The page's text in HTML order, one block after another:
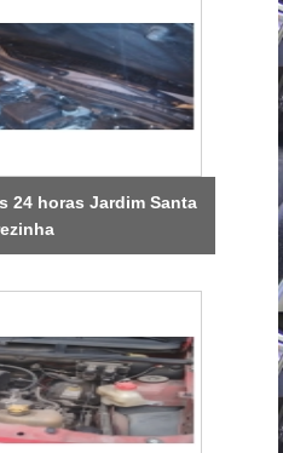
24 horas Jardim Santa